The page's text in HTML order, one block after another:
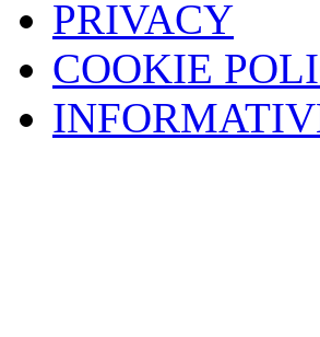
PRIVACY
COOKIE